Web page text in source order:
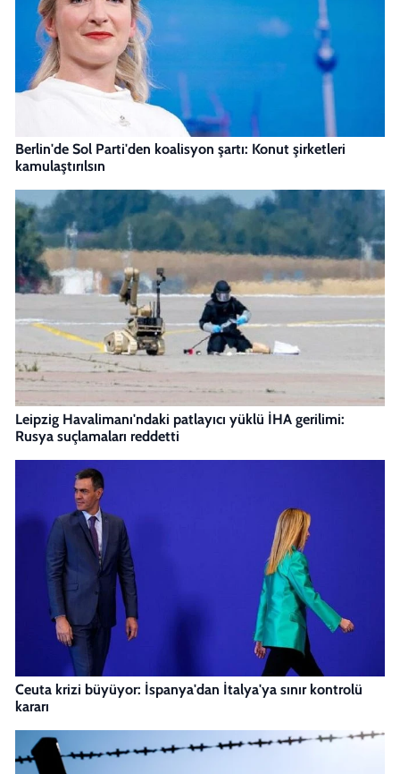
Berlin'de Sol Parti'den koalisyon şartı: Konut şirketleri
kamulaştırılsın
Leipzig Havalimanı'ndaki patlayıcı yüklü İHA gerilimi:
Rusya suçlamaları reddetti
Ceuta krizi büyüyor: İspanya'dan İtalya'ya sınır kontrolü
kararı